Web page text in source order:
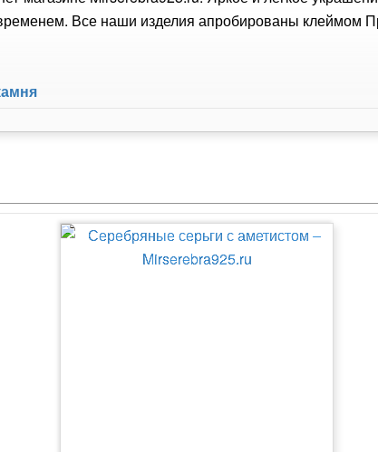
Все наши изделия апробированы клеймом